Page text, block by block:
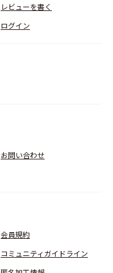
レビューを書く
ログイン
お問い合わせ
会員規約
コミュニティガイドライン